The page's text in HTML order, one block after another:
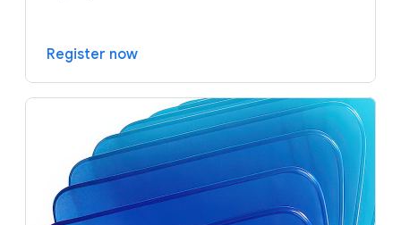
Register now